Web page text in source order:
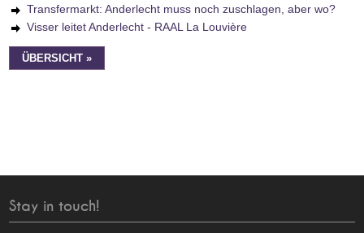
Transfermarkt: Anderlecht muss noch zuschlagen, aber wo?
Visser leitet Anderlecht - RAAL La Louvière
ÜBERSICHT »
Stay in touch!